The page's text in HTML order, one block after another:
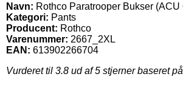
Navn: Rothco Paratrooper Bukser (ACU
Kategori: Pants
Producent: Rothco
Varenummer: 2667_2XL
EAN: 613902266704
Vurderet til 3.8 ud af 5 stjerner baseret på